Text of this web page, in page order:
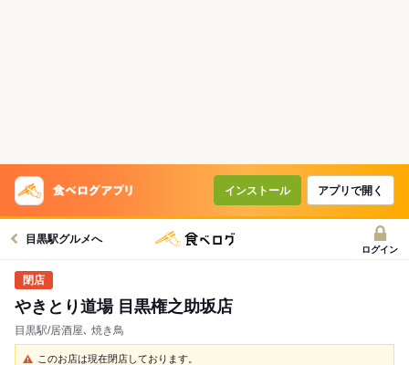
インストール アプリで開く
目黒駅グルメへ
ログイン
やきとり道場 目黒権之助坂店
目黒駅/居酒屋､ 焼き鳥
このお店は現在閉店しております。